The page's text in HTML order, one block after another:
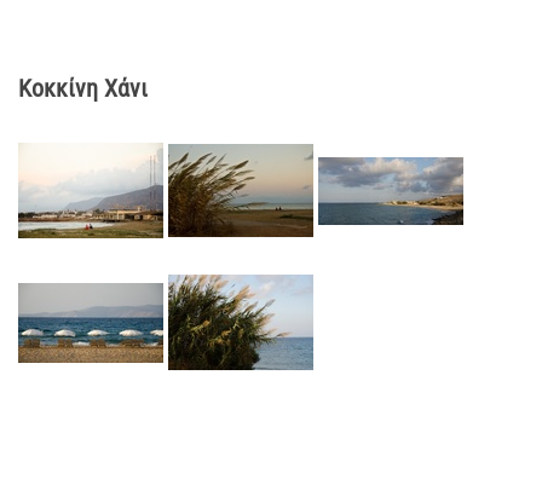
Κοκκίνη Χάνι